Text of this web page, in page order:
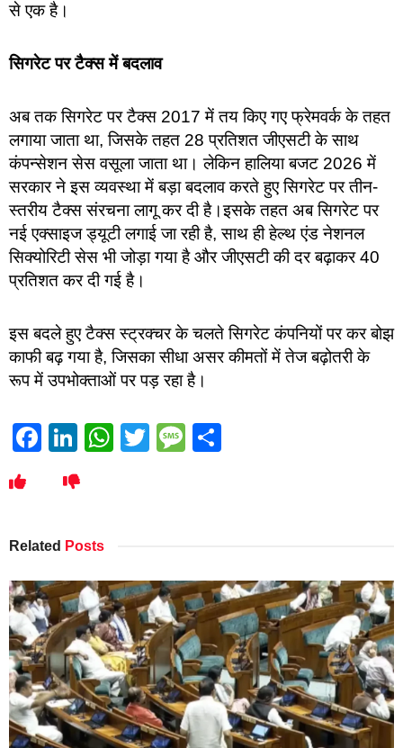
से एक है।
सिगरेट पर टैक्स में बदलाव
अब तक सिगरेट पर टैक्स 2017 में तय किए गए फ्रेमवर्क के तहत
लगाया जाता था, जिसके तहत 28 प्रतिशत जीएसटी के साथ
कंपन्सेशन सेस वसूला जाता था। लेकिन हालिया बजट 2026 में
सरकार ने इस व्यवस्था में बड़ा बदलाव करते हुए सिगरेट पर तीन-
स्तरीय टैक्स संरचना लागू कर दी है।इसके तहत अब सिगरेट पर
नई एक्साइज ड्यूटी लगाई जा रही है, साथ ही हेल्थ एंड नेशनल
सिक्योरिटी सेस भी जोड़ा गया है और जीएसटी की दर बढ़ाकर 40
प्रतिशत कर दी गई है।
इस बदले हुए टैक्स स्ट्रक्चर के चलते सिगरेट कंपनियों पर कर बोझ
काफी बढ़ गया है, जिसका सीधा असर कीमतों में तेज बढ़ोतरी के
रूप में उपभोक्ताओं पर पड़ रहा है।
Facebook
LinkedIn
WhatsApp
TwitterMessage
Related Posts